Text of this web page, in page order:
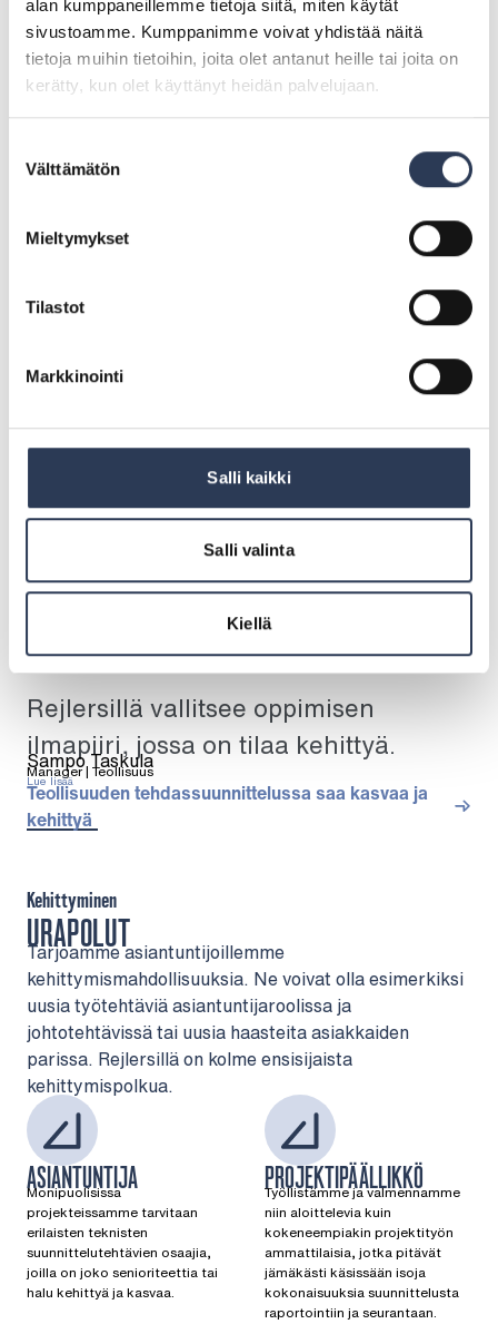
alan kumppaneillemme tietoja siitä, miten käytät
sivustoamme. Kumppanimme voivat yhdistää näitä
tietoja muihin tietoihin, joita olet antanut heille tai joita on
kerätty, kun olet käyttänyt heidän palvelujaan.
valinta
Välttämätön
Mieltymykset
Tilastot
Markkinointi
Salli kaikki
Salli valinta
Kiellä
TYÖAIKAJOUSTOT
Mahdollistamme työn ja muun
elämän yhteensovittamisen.
TERVEYS- JA
TAPATURMAVAKUUTUKSET
ja terveysvakuutukset takaavat
myös etätyöskentelyn aikana.
Tuemme rejlersläisten
Rejlersillä vallitsee oppimisen
ilmapiiri, jossa on tilaa kehittyä.
Sampo Taskula
Manager | Teollisuus
Lue lisää
Teollisuuden tehdassuunnittelussa saa kasvaa ja
kehittyä
URAPOLUT
Kehittyminen
Tarjoamme asiantuntijoillemme
kehittymismahdollisuuksia. Ne voivat olla esimerkiksi
uusia työtehtäviä asiantuntijaroolissa ja
johtotehtävissä tai uusia haasteita asiakkaiden
parissa. Rejlersillä on kolme ensisijaista
kehittymispolkua.
ASIANTUNTIJA
Monipuolisissa
projekteissamme tarvitaan
erilaisten teknisten
suunnittelutehtävien osaajia,
joilla on joko senioriteettia tai
halu kehittyä ja kasvaa.
PROJEKTIPÄÄLLIKKÖ
Työllistämme ja valmennamme
niin aloittelevia kuin
kokeneempiakin projektityön
ammattilaisia, jotka pitävät
jämäkästi käsissään isoja
kokonaisuuksia suunnittelusta
raportointiin ja seurantaan.